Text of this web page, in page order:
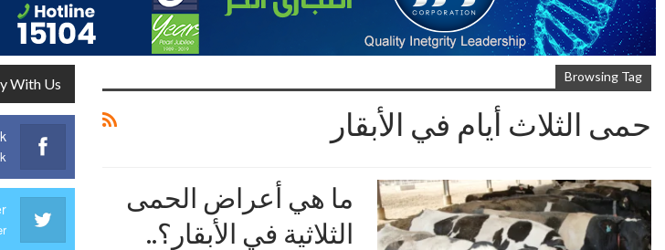
Browsing Tag
حمى الثلاث أيام في الأبقار
ما هي أعراض الحمى
الثلاثية في الأبقار؟..
With Us